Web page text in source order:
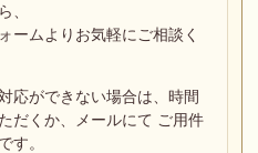
、
ームよりお気軽にご相談く
応ができない場合は、
時間
だくか、メールにて ご用件
す。